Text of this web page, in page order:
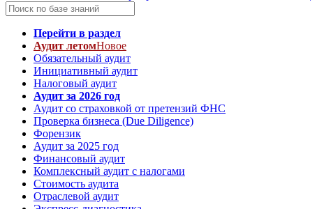
Перейти в раздел
Аудит летомНовое
Обязательный аудит
Инициативный аудит
Налоговый аудит
Аудит за 2026 год
Аудит со страховкой от претензий ФНС
Проверка бизнеса (Due Diligence)
Форензик
Аудит за 2025 год
Финансовый аудит
Комплексный аудит с налогами
Стоимость аудита
Отраслевой аудит